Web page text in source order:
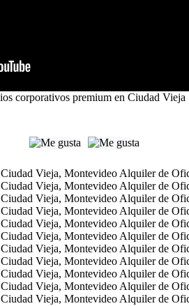
corporativos premium en Ciudad Vieja